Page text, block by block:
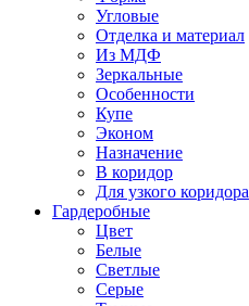
Угловые
Отделка и материал
Из МДФ
Зеркальные
Особенности
Купе
Эконом
Назначение
В коридор
Для узкого коридора
Гардеробные
Цвет
Белые
Светлые
Серые